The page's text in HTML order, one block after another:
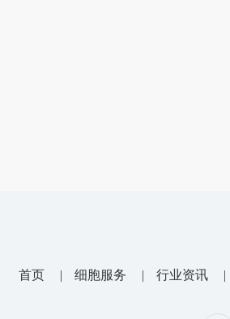
首页 细胞服务 行业资讯